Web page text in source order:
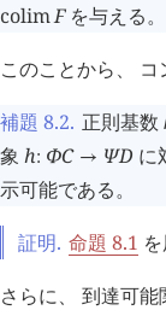
colimFを与える。
このことから、
補題 8.2. 正則基数
象 h: ΦC → ΨD に
示可能である。
証明. 命題 8.1
さらに、 到達可